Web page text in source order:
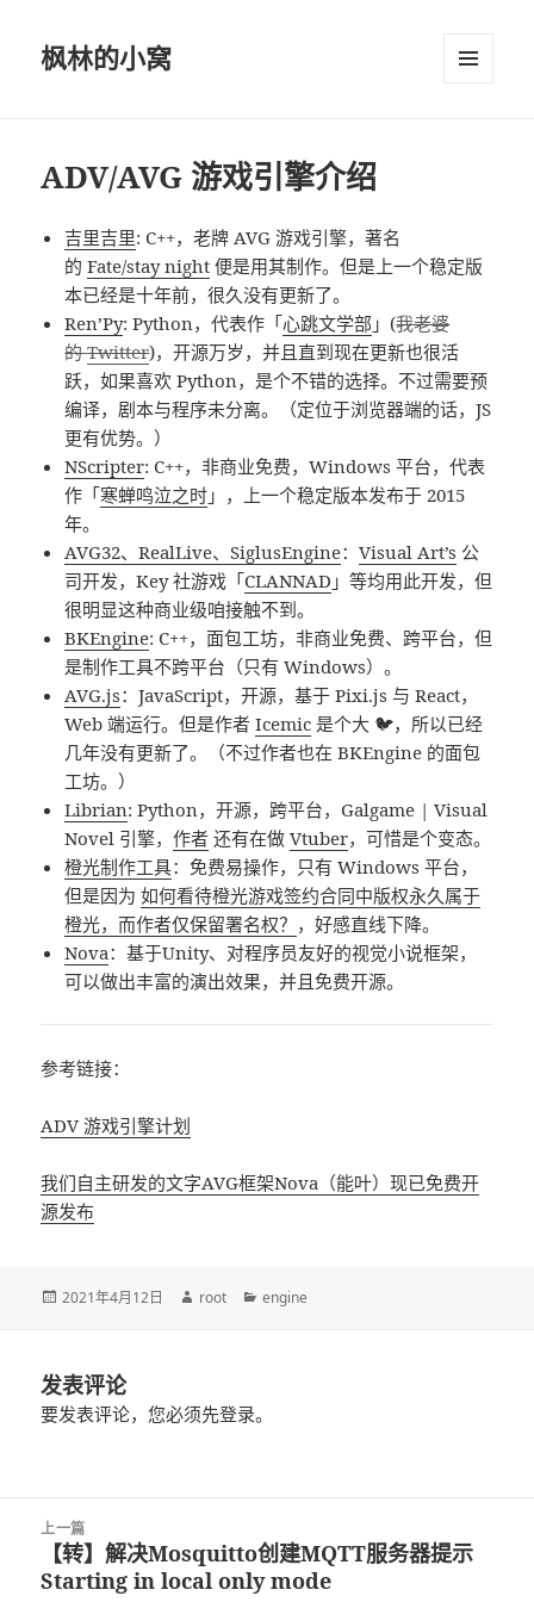
枫林的小窝
ADV/AVG 游戏引擎介绍
吉里吉里: C++，老牌 AVG 游戏引擎，著名
的Fate/stay night 便是用其制作。但是上一个稳定版
本已经是十年前，很久没有更新了。
Ren’Py: Python，代表作「心跳文学部 」(我老婆
的Twitter)，开源万岁，并且直到现在更新也很活
跃，如果喜欢 Python，是个不错的选择。不过需要预
编译，剧本与程序未分离。（定位于浏览器端的话，JS
更有优势。）
NScripter: C++，非商业免费，Windows 平台，代表
作「寒蝉鸣泣之时 」，上一个稳定版本发布于 2015
年。
AVG32、RealLive、SiglusEngine：Visual Art’s 公
司开发，Key 社游戏「CLANNAD 」等均用此开发，但
很明显这种商业级咱接触不到。
BKEngine: C++，面包工坊，非商业免费、跨平台，但
是制作工具不跨平台（只有 Windows）。
AVG.js：JavaScript，开源，基于 Pixi.js 与 React，
Web 端运行。但是作者Icemic 是个大 🐦，所以已经
几年没有更新了。（不过作者也在 BKEngine 的面包
工坊。）
Librian: Python，开源，跨平台，Galgame | Visual
Novel 引擎，作者 还有在做Vtuber，可惜是个变态。
橙光制作工具：免费易操作，只有 Windows 平台，
但是因为如何看待橙光游戏签约合同中版权永久属于
橙光，而作者仅保留署名权？ ，好感直线下降。
Nova：基于Unity、对程序员友好的视觉小说框架，
可以做出丰富的演出效果，并且免费开源。
参考链接：
ADV 游戏引擎计划
我们自主研发的文字AVG框架Nova（能叶）现已免费开
源发布
发
2021年4月12日
作
root
分
engine
发表评论
要发表评论，您必须先登录。
上一篇
上
篇
【转】解决Mosquitto创建MQTT服务器提示
Starting in local only mode